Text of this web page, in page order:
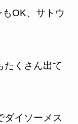
OK、サトウ
たくさん出て
ダイソーメス